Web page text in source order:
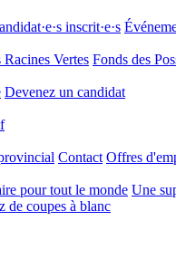
inscrit·e·s
Racines Vertes Fonds des
Devenez un candidat
Contact Offres
pour tout le monde Une
de coupes à blanc